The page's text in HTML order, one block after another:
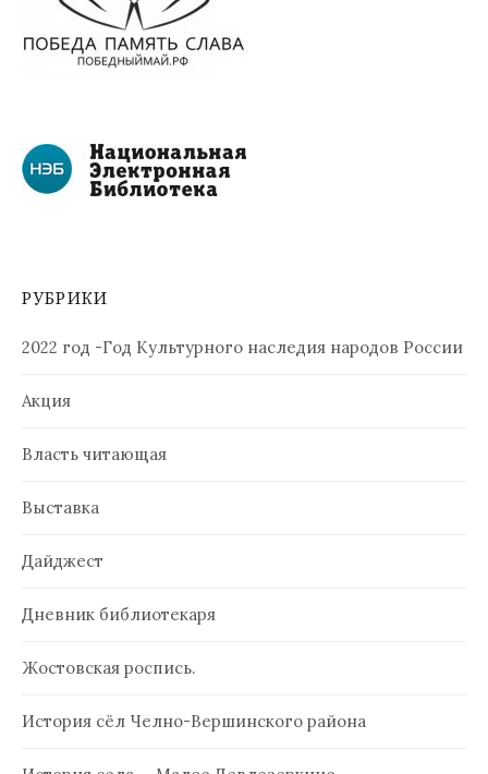
РУБРИКИ
2022 год -Год Культурного наследия народов России
Акция
Власть читающая
Выставка
Дайджест
Дневник библиотекаря
Жостовская роспись.
История сёл Челно-Вершинского района